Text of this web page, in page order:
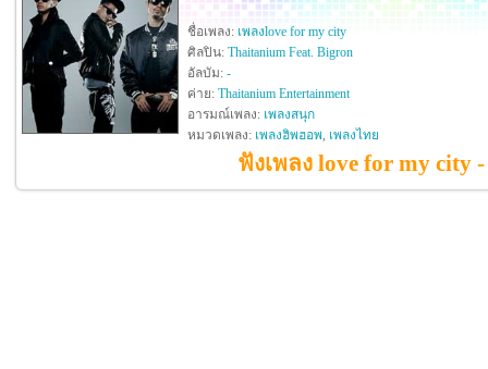
ชื่อเพลง: เพลงlove for my city
ศิลปิน: Thaitanium Feat. Bigron
อัลบัม: -
ค่าย: Thaitanium Entertainment
อารมณ์เพลง: เพลงสนุก
หมวดเพลง: เพลงฮิพฮอพ, เพลงไทย
ฟังเพลง love for my city